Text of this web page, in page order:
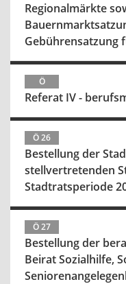
Regionalmärkte
Gebührensatzung
Ö
Referat IV -
Ö 26
Bestellung der
stellvertretenden
Stadtratsperiode
Ö 27
Bestellung der
Beirat Sozialhilfe,